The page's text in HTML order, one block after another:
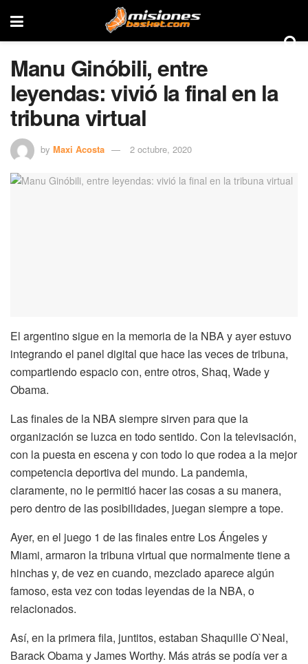
Manu Ginóbili, entre
leyendas: vivió la final en la
tribuna virtual
by Maxi Acosta 2 octubre, 2020
El argentino sigue en la memoria de la NBA y ayer estuvo
integrando el panel digital que hace las veces de tribuna,
compartiendo espacio con, entre otros, Shaq, Wade y
Obama.
Las finales de la NBA siempre sirven para que la
organización se luzca en todo sentido. Con la televisación,
con la puesta en escena y con todo lo que rodea a la mejor
competencia deportiva del mundo. La pandemia,
claramente, no le permitió hacer las cosas a su manera,
pero dentro de las posibilidades, juegan siempre a tope.
Ayer, en el juego 1 de las finales entre Los Ángeles y
Miami, armaron la tribuna virtual que normalmente tiene a
hinchas y, de vez en cuando, mezclado aparece algún
famoso, esta vez con todas leyendas de la NBA, o
relacionados.
Así, en la primera fila, juntitos, estaban Shaquille O`Neal,
Barack Obama y James Worthy. Más atrás se podía ver a